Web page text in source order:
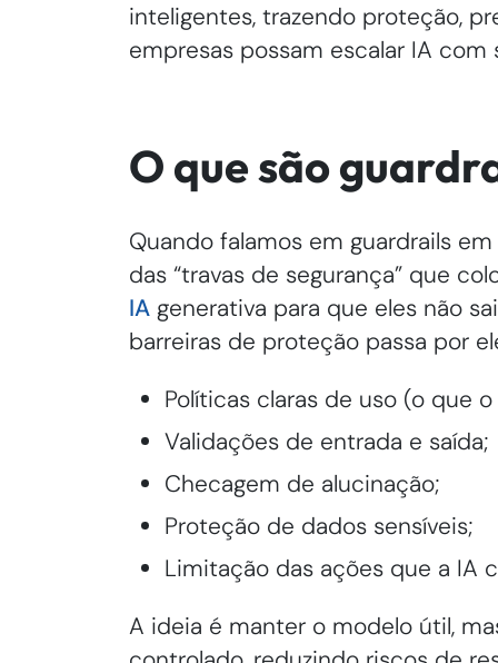
inteligentes, trazendo proteção,
empresas possam escalar IA com
O que são
Quando falamos em guardrails
das “travas de segurança” que
IA generativa para que eles não
barreiras de proteção passa por
Políticas claras de uso (o que
Validações de entrada e saída;
Checagem de alucinação;
Proteção de dados sensíveis;
Limitação das ações que a IA
A ideia é manter o modelo útil,